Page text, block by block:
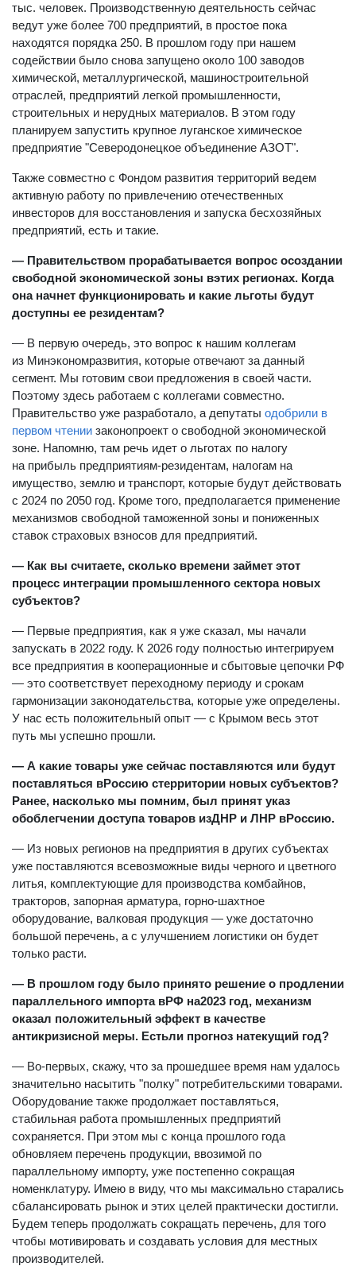
тыс. человек. Производственную деятельность сейчас
ведут уже более 700 предприятий, в простое пока
находятся порядка 250. В прошлом году при нашем
содействии было снова запущено около 100 заводов
химической, металлургической, машиностроительной
отраслей, предприятий легкой промышленности,
строительных и нерудных материалов. В этом году
планируем запустить крупное луганское химическое
предприятие "Северодонецкое объединение АЗОТ".
Также совместно с Фондом развития территорий ведем
активную работу по привлечению отечественных
инвесторов для восстановления и запуска бесхозяйных
предприятий, есть и такие.
— Правительством прорабатывается вопрос осоздании
свободной экономической зоны вэтих регионах. Когда
она начнет функционировать и какие льготы будут
доступны ее резидентам?
— В первую очередь, это вопрос к нашим коллегам
из Минэкономразвития, которые отвечают за данный
сегмент. Мы готовим свои предложения в своей части.
Поэтому здесь работаем с коллегами совместно.
Правительство уже разработало, а депутаты одобрили в
первом чтении законопроект о свободной экономической
зоне. Напомню, там речь идет о льготах по налогу
на прибыль предприятиям-резидентам, налогам на
имущество, землю и транспорт, которые будут действовать
с 2024 по 2050 год. Кроме того, предполагается применение
механизмов свободной таможенной зоны и пониженных
ставок страховых взносов для предприятий.
— Как вы считаете, сколько времени займет этот
процесс интеграции промышленного сектора новых
субъектов?
— Первые предприятия, как я уже сказал, мы начали
запускать в 2022 году. К 2026 году полностью интегрируем
все предприятия в кооперационные и сбытовые цепочки РФ
— это соответствует переходному периоду и срокам
гармонизации законодательства, которые уже определены.
У нас есть положительный опыт — с Крымом весь этот
путь мы успешно прошли.
— А какие товары уже сейчас поставляются или будут
поставляться вРоссию стерритории новых субъектов?
Ранее, насколько мы помним, был принят указ
обоблегчении доступа товаров изДНР и ЛНР вРоссию.
— Из новых регионов на предприятия в других субъектах
уже поставляются всевозможные виды черного и цветного
литья, комплектующие для производства комбайнов,
тракторов, запорная арматура, горно-шахтное
оборудование, валковая продукция — уже достаточно
большой перечень, а с улучшением логистики он будет
только расти.
— В прошлом году было принято решение о продлении
параллельного импорта вРФ на2023 год, механизм
оказал положительный эффект в качестве
антикризисной меры. Естьли прогноз натекущий год?
— Во-первых, скажу, что за прошедшее время нам удалось
значительно насытить "полку" потребительскими товарами.
Оборудование также продолжает поставляться,
стабильная работа промышленных предприятий
сохраняется. При этом мы с конца прошлого года
обновляем перечень продукции, ввозимой по
параллельному импорту, уже постепенно сокращая
номенклатуру. Имею в виду, что мы максимально старались
сбалансировать рынок и этих целей практически достигли.
Будем теперь продолжать сокращать перечень, для того
чтобы мотивировать и создавать условия для местных
производителей.